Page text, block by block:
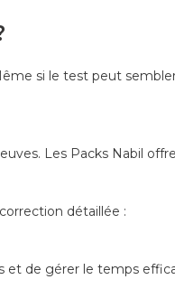
si le test peut
Les Packs Nabil
détaillée :
et de gérer le temps